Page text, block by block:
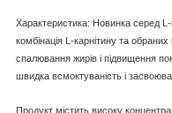
Характеристика: Новинка серед L-
комбінація L-карнітину та
спалювання жирів і підвищення
швидка всмоктуваність і
Продукт містить високу